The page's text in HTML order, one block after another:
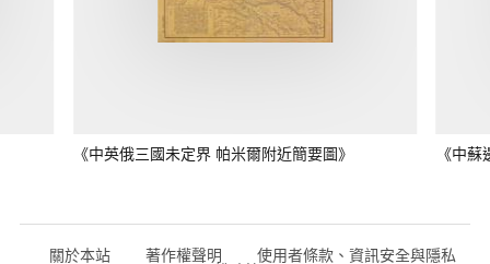
《中英俄三國未定界 帕米爾附近簡要圖》 《中
關於本站 著作權聲明 使用者條款、資訊安全與隱私